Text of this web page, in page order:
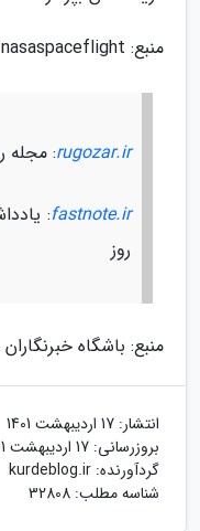
منبع: nasaspaceflight
rugozar.ir: مجله
fastnote.ir
:
روز
منبع: باشگاه
انتشار: 17 اردیبهشت 1401
بروزرسانی: 17 اردیبهشت 1401
گردآورنده: kurdeblog.ir
شناسه مطلب: 32808